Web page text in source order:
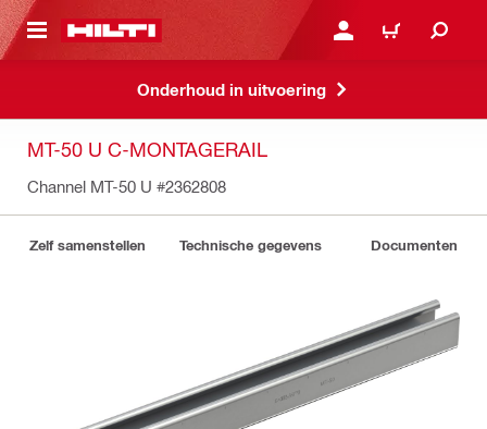
HOOFDINHOUD AANMELDEN OF
WINKELWAGEN
Onderhoud in uitvoering
MT-50 U C-MONTAGERAIL
Channel MT-50 U #2362808
Zelf samenstellen Technische gegevens Documenten